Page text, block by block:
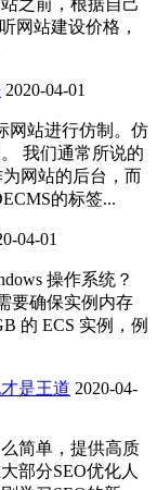
之前，根据自己
网站建设价格，
2020-04-01
网站进行仿制。仿
我们通常所说的
网站的后台，而
的标签...
04-01
操作系统？
要确保实例内存
的 ECS 实例，例
是王道 2020-04-
简单，提供高质
部分SEO优化人